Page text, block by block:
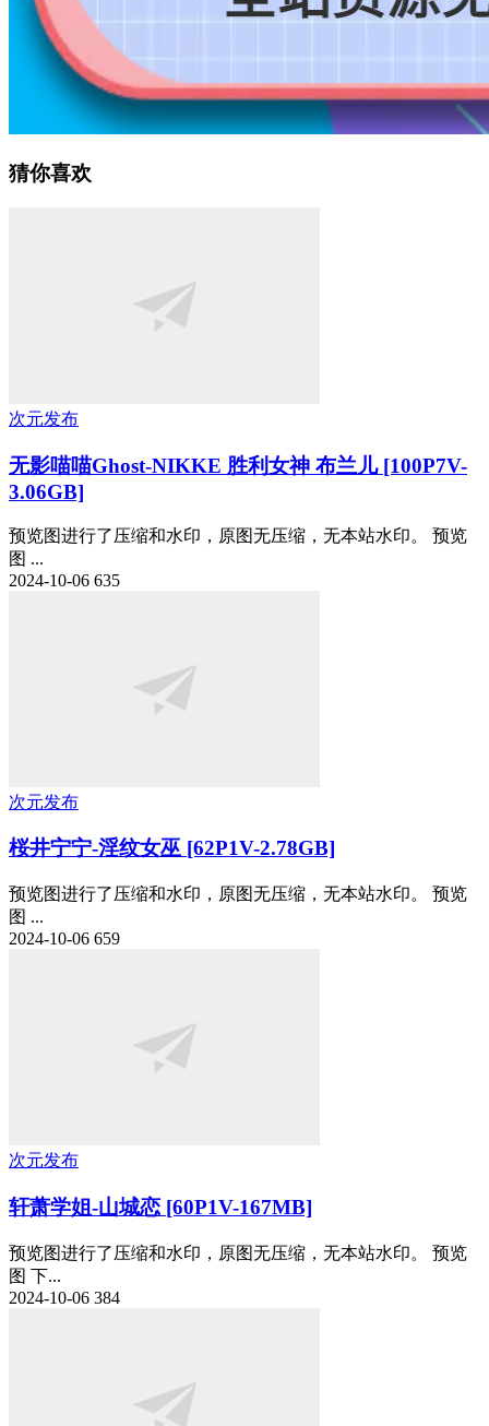
猜你喜欢
次元发布
无影喵喵Ghost-NIKKE 胜利女神 布兰儿 [100P7V-
3.06GB]
预览图进行了压缩和水印，原图无压缩，无本站水印。 预览
图 ...
2024-10-06 635
次元发布
桜井宁宁-淫纹女巫 [62P1V-2.78GB]
预览图进行了压缩和水印，原图无压缩，无本站水印。 预览
图 ...
2024-10-06 659
次元发布
轩萧学姐-山城恋 [60P1V-167MB]
预览图进行了压缩和水印，原图无压缩，无本站水印。 预览
图 下...
2024-10-06 384